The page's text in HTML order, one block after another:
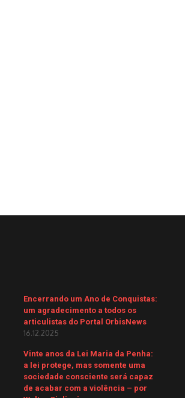
Encerrando um Ano de Conquistas:
um agradecimento a todos os
articulistas do Portal OrbisNews
16.12.2025
Vinte anos da Lei Maria da Penha:
a lei protege, mas somente uma
sociedade consciente será capaz
de acabar com a violência – por